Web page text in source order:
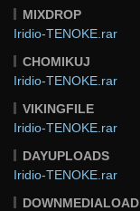
MIXDROP
Iridio-TENOKE.rar
CHOMIKUJ
Iridio-TENOKE.rar
VIKINGFILE
Iridio-TENOKE.rar
DAYUPLOADS
Iridio-TENOKE.rar
DOWNMEDIALOAD